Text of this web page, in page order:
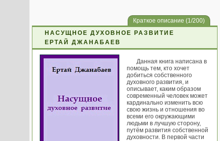
Краткое описание (1/200)
НАСУЩНОЕ ДУХОВНОЕ РАЗВИТИЕ
ЕРТАЙ ДЖАНАБАЕВ
Данная книга написана в
помощь тем, кто хочет
добиться собственного
духовного развития, и
описывает, каким образом
современный человек может
кардинально изменить всю
свою жизнь и отношения во
всеми его окружающими
людьми в лучшую сторону,
путём развития собственной
духовности. В первой части